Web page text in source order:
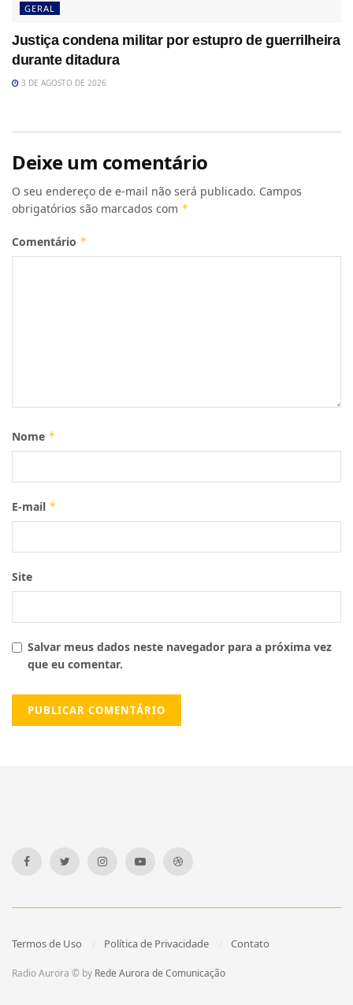
GERAL
Justiça condena militar por estupro de guerrilheira
durante ditadura
3 DE AGOSTO DE 2026
Deixe um comentário
O seu endereço de e-mail não será publicado. Campos
obrigatórios são marcados com *
Comentário *
Nome *
E-mail *
Site
Salvar meus dados neste navegador para a próxima vez
que eu comentar.
Termos de Uso Política de Privacidade Contato
Radio Aurora © by Rede Aurora de Comunicação